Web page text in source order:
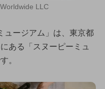
LLC
ュージアム」は、東京都
ある「スヌーピーミュ
。